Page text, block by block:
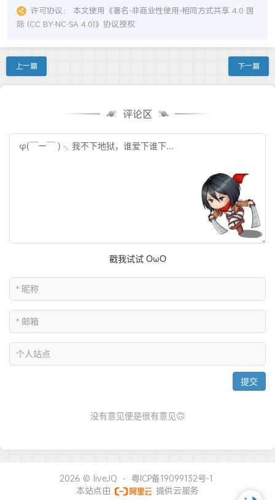
许可协议：
本文使用《署名-非商业性使用-相同方式共享 4.0 国
际 (CC BY-NC-SA 4.0)》协议授权
上一篇 下一篇
评论区
2026 © liveJQ - 粤ICP备19099132号-1
本站点由
提供云服务